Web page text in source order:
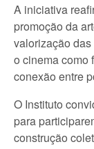
A iniciativa
promoção da
valorização
o cinema como
conexão entre
O Instituto
para
construção